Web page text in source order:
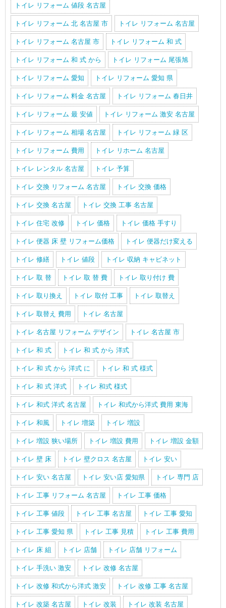
トイレ リフォーム 値段 名古屋
トイレ リフォーム 北 名古屋 市 トイレ リフォーム 名古屋
トイレ リフォーム 名古屋 市 トイレ リフォーム 和 式
トイレ リフォーム 和 式 から トイレ リフォーム 尾張旭
トイレ リフォーム 愛知 トイレ リフォーム 愛知 県
トイレ リフォーム 料金 名古屋 トイレ リフォーム 春日井
トイレ リフォーム 最 安値 トイレ リフォーム 激安 名古屋
トイレ リフォーム 相場 名古屋 トイレ リフォーム 緑 区
トイレ リフォーム 費用 トイレ リホーム 名古屋
トイレ レンタル 名古屋 トイレ 予算
トイレ 交換 リフォーム 名古屋 トイレ 交換 価格
トイレ 交換 名古屋 トイレ 交換 工事 名古屋
トイレ 住宅 改修 トイレ 価格 トイレ 価格 手すり
トイレ 便器 床 壁 リフォーム価格 トイレ 便器だけ変える
トイレ 修繕 トイレ 値段 トイレ 収納 キャビネット
トイレ 取 替 トイレ 取 替 費 トイレ 取り付け 費
トイレ 取り換え トイレ 取付 工事 トイレ 取替え
トイレ 取替え 費用 トイレ 名古屋
トイレ 名古屋 リフォーム デザイン トイレ 名古屋 市
トイレ 和 式 トイレ 和 式 から 洋式
トイレ 和 式 から 洋式 に トイレ 和 式 様式
トイレ 和 式 洋式 トイレ 和式 様式
トイレ 和式 洋式 名古屋 トイレ 和式から洋式 費用 東海
トイレ 和風 トイレ 増築 トイレ 増設
トイレ 増設 狭い場所 トイレ 増設 費用 トイレ 増設 金額
トイレ 壁 床 トイレ 壁クロス 名古屋 トイレ 安い
トイレ 安い 名古屋 トイレ 安い店 愛知県 トイレ 専門 店
トイレ 工事 リフォーム 名古屋 トイレ 工事 価格
トイレ 工事 値段 トイレ 工事 名古屋 トイレ 工事 愛知
トイレ 工事 愛知 県 トイレ 工事 見積 トイレ 工事 費用
トイレ 床 組 トイレ 店舗 トイレ 店舗 リフォーム
トイレ 手洗い 激安 トイレ 改修 名古屋
トイレ 改修 和式から洋式 激安 トイレ 改修 工事 名古屋
トイレ 改築 名古屋 トイレ 改装 トイレ 改装 名古屋